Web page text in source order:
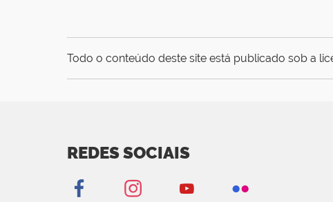
Todo o conteúdo deste site está publicado sob a
REDES SOCIAIS